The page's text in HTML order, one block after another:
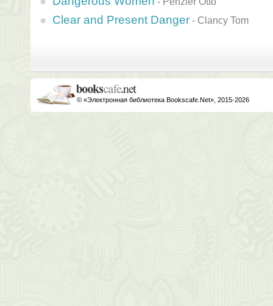
Clear and Present Danger - Clancy Tom
© «Электронная библиотека Bookscafe.Net», 2015-2026